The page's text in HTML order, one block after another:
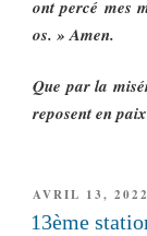
ont percé mes
os. » Amen.
Que par la
reposent en
PUBLIÉ
LE
AVRIL 13, 2022
13ème